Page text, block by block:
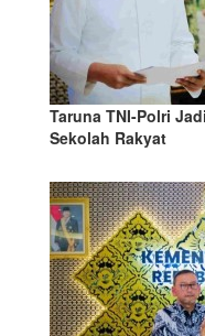
Taruna TNI-Polri
Sekolah Rakyat